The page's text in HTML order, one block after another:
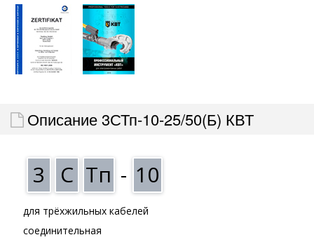
Описание 3СТп-10-25/50(Б) КВТ
3 С Тп - 10
для трёхжильных кабелей
соединительная